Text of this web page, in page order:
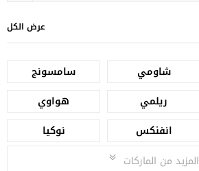
عرض الكل
شاومي
سامسونج
ريلمي
هواوي
انفنكس
نوكيا
المزيد من الماركات